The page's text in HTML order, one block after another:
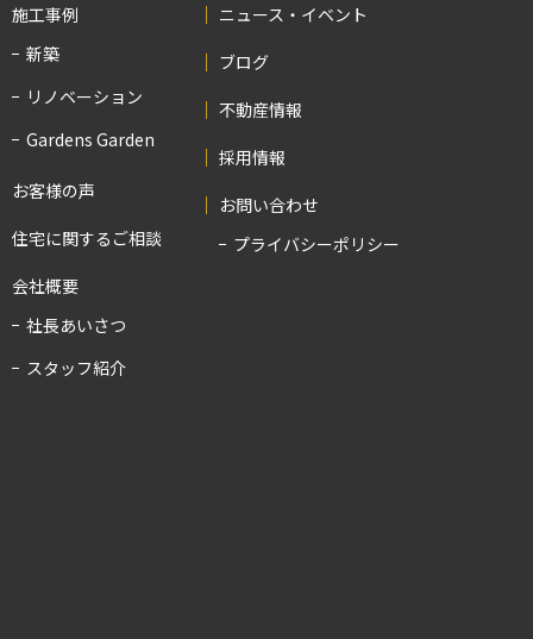
施工事例
新築
リノベーション
Gardens Garden
お客様の声
住宅に関するご相談
会社概要
社長あいさつ
スタッフ紹介
ニュース・イベント
ブログ
不動産情報
採用情報
お問い合わせ
プライバシーポリシー